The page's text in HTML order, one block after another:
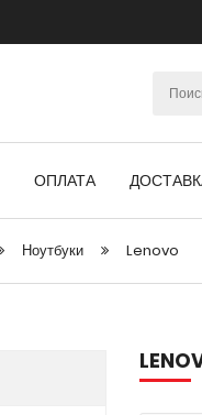
ОПЛАТА
Ноутбуки Lenovo